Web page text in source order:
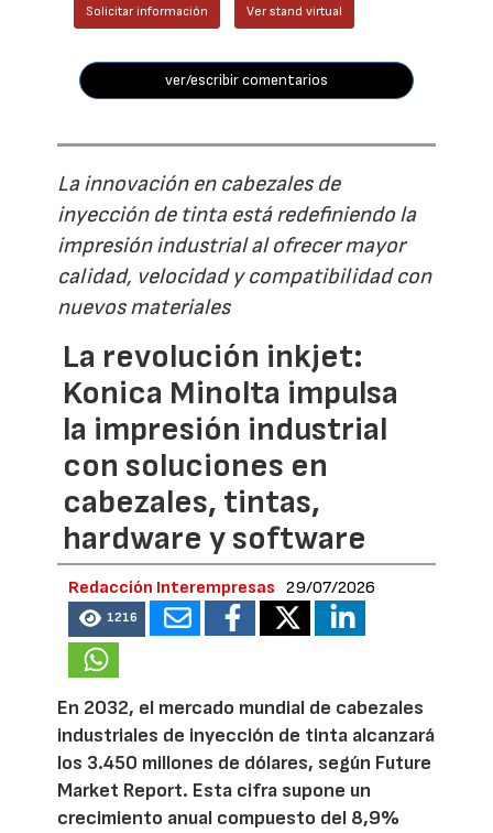
Solicitar información Ver stand virtual
ver/escribir comentarios
La innovación en cabezales de
inyección de tinta está redefiniendo la
impresión industrial al ofrecer mayor
calidad, velocidad y compatibilidad con
nuevos materiales
La revolución inkjet:
Konica Minolta impulsa
la impresión industrial
con soluciones en
cabezales, tintas,
hardware y software
Redacción Interempresas 29/07/2026
1216
En 2032, el mercado mundial de cabezales
industriales de inyección de tinta alcanzará
los 3.450 millones de dólares, según Future
Market Report. Esta cifra supone un
crecimiento anual compuesto del 8,9%